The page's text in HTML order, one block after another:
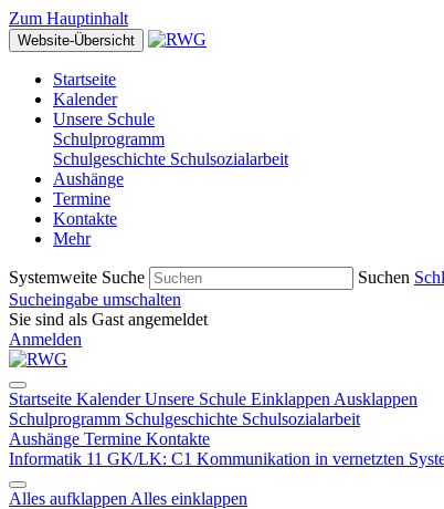
Zum Hauptinhalt
Website-Übersicht
Startseite
Kalender
Unsere Schule
Schulprogramm
Schulgeschichte Schulsozialarbeit
Aushänge
Termine
Kontakte
Mehr
Systemweite Suche Suchen
Sucheingabe umschalten
Sie sind als Gast angemeldet
Anmelden
Startseite KalenderUnsere Schule Einklappen Ausklappen
Schulprogramm Schulgeschichte Schulsozialarbeit
Aushänge Termine Kontakte
Informatik 11 GK/LK: C1 Kommunikation in vernetzten
Alles aufklappen Alles einklappen